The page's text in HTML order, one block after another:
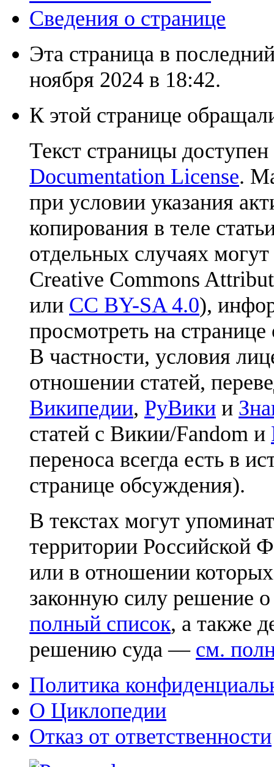
Сведения о странице
Эта страница в
ноября 2024 в 18:42.
К этой странице
Текст страницы
Documentation License.
при условии указания
копирования в теле
отдельных случаях
Creative Commons
или CC BY-SA 4.0),
просмотреть на
В частности, условия
отношении статей,
Википедии, РуВики и
статей с Викии/Fandom и
переноса всегда есть в
странице обсуждения).
В текстах могут
территории Российской
или в отношении
законную силу решение
полный список, а также
решению суда — см.
Политика
О Циклопедии
Отказ от ответственности